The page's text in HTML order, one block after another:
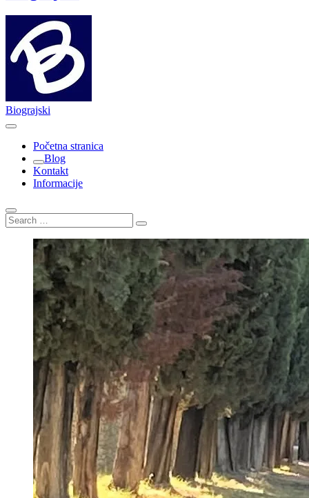
Biograjski
Početna stranica
Blog
Kontakt
Informacije
Search
…